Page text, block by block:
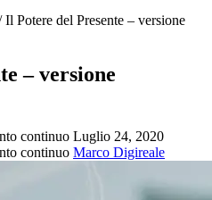
Il Potere del Presente – versione
– versione
continuo Luglio 24, 2020
continuo Marco Digireale